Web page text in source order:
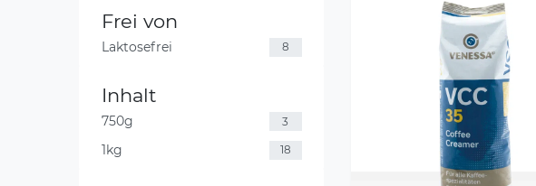
Frei von
Laktosefrei 8
Inhalt
750g 3
1kg 18